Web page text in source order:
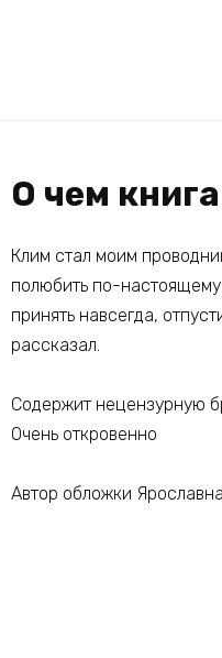
О чем
Клим стал моим
полюбить по-
принять навсегда,
рассказал.
Содержит нецензурную
Очень откровенно
Автор обложки